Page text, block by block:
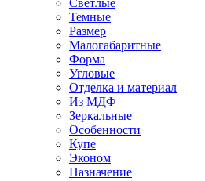
Светлые
Темные
Размер
Малогабаритные
Форма
Угловые
Отделка и материал
Из МДФ
Зеркальные
Особенности
Купе
Эконом
Назначение